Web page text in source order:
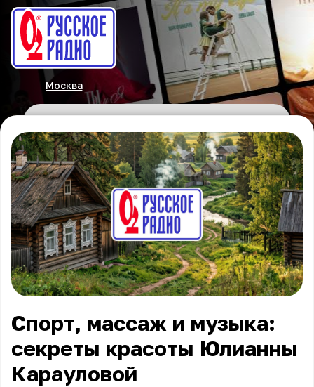
Москва
Спорт, массаж и музыка:
секреты красоты Юлианны
Карауловой